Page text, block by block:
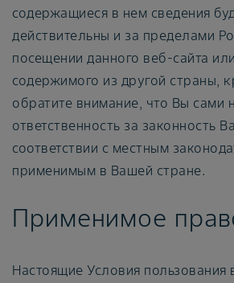
содержащиеся в нем сведения
действительны и за пределами
посещении данного веб-сайта
содержимого из другой страны,
обратите внимание, что Вы сами
ответственность за законность
соответствии с местным
применимым в Вашей стране.
Применимое
Настоящие Условия пользования